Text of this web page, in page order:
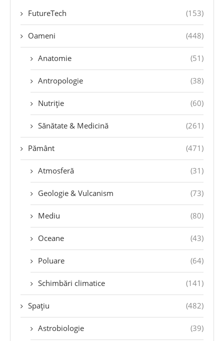
FutureTech (153)
Oameni (448)
Anatomie (51)
Antropologie (38)
Nutriție (60)
Sănătate & Medicină (261)
Pământ (471)
Atmosferă (31)
Geologie & Vulcanism (73)
Mediu (80)
Oceane (43)
Poluare (64)
Schimbări climatice (141)
Spațiu (482)
Astrobiologie (39)